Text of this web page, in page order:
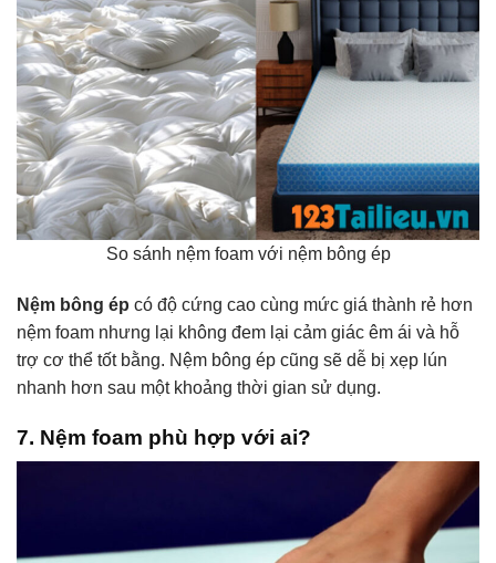
So sánh nệm foam với nệm bông ép
Nệm bông ép có độ cứng cao cùng mức giá thành rẻ hơn
nệm foam nhưng lại không đem lại cảm giác êm ái và hỗ
trợ cơ thể tốt bằng. Nệm bông ép cũng sẽ dễ bị xẹp lún
nhanh hơn sau một khoảng thời gian sử dụng.
7. Nệm foam phù hợp với ai?